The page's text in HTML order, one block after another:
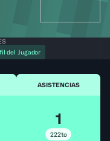
del Jugador
ASISTENCIAS
1
222to